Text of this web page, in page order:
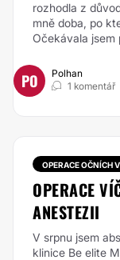
rozhodla z
mně doba, po
Očekávala jsem
PO
Polhan
1 komentář
OPERACE OČNÍCH
OPERACE
ANESTEZII
V srpnu jsem
klinice Be elite